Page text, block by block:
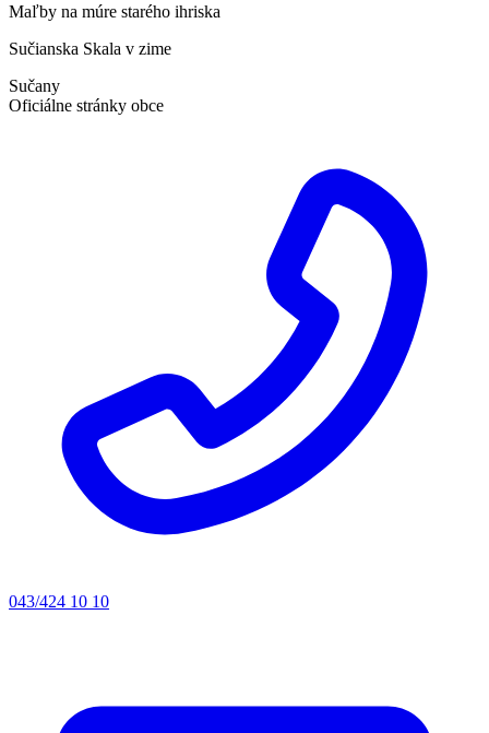
Maľby na múre starého ihriska
Sučianska Skala v zime
Sučany
Oficiálne stránky obce
043/424 10 10